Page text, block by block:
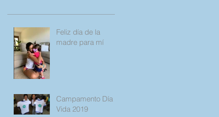
Feliz día de la
madre para mí
Campamento Día
Vida 2019